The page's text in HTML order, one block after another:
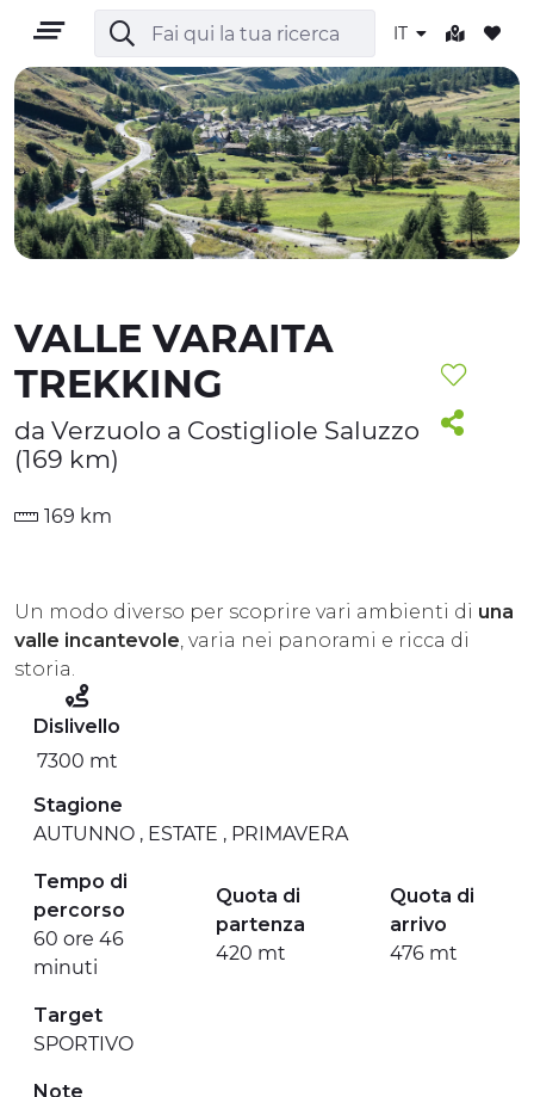
IT
IT
TERRITORIO
OUTDOOR
CULTURA
NATURA E BENESSERE
EVENTI
OFFERTE
ACCOGLIENZA
VALLE VARAITA
TREKKING
da Verzuolo a Costigliole Saluzzo
(169 km)
169 km
Un modo diverso per scoprire vari ambienti di una
valle incantevole, varia nei panorami e ricca di
storia.
Dislivello
7300 mt
Stagione
AUTUNNO , ESTATE , PRIMAVERA
Tempo di
percorso
60 ore 46
minuti
Quota di
partenza
420 mt
Quota di
arrivo
476 mt
Target
SPORTIVO
Note